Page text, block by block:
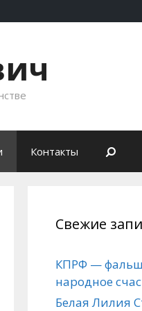
Контакты
Свежие
КПРФ —
народное
Белая Лилия